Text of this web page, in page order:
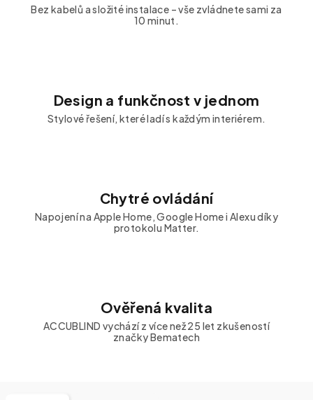
Bez kabelů a složité instalace – vše zvládnete sami za
10 minut.
Design a funkčnost v jednom
Stylové řešení, které ladí s každým interiérem.
Chytré ovládání
Napojení na Apple Home, Google Home i Alexu díky
protokolu Matter.
Ověřená kvalita
ACCUBLIND vychází z více než 25 let zkušeností
značky Bematech